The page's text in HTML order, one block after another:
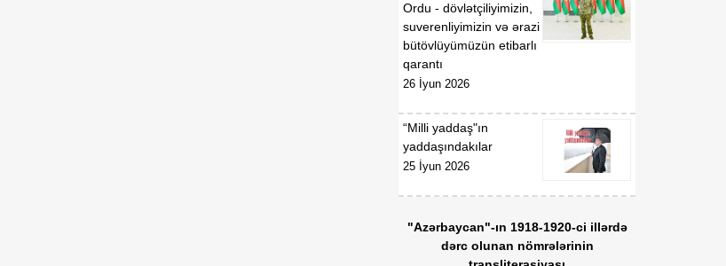
Ordu - dövlətçiliyimizin,
suverenliyimizin və ərazi
bütövlüyümüzün etibarlı
qarantı
26 İyun 2026
“Milli yaddaş"ın
yaddaşındakılar
25 İyun 2026
"Azərbaycan"-ın 1918-1920-ci illərdə
dərc olunan nömrələrinin